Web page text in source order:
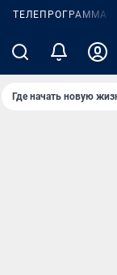
ТЕЛЕПРОГРАММА
Где начать новую